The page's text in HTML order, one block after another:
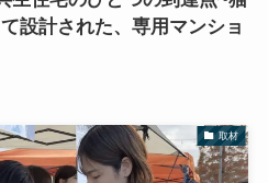
設計された、専用マンショ
取材